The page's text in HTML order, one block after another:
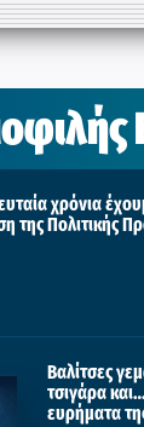
χρόνια
της Πολιτικής
Βαλίτσες
τσιγάρα
ευρήματα